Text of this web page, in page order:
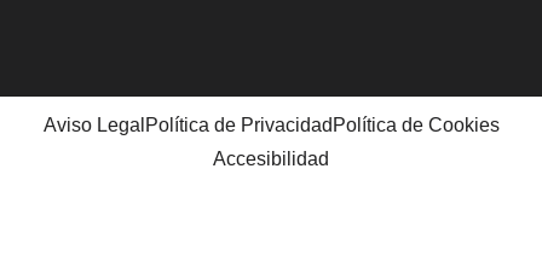
Aviso Legal Política de Privacidad Política de Cookies
Accesibilidad